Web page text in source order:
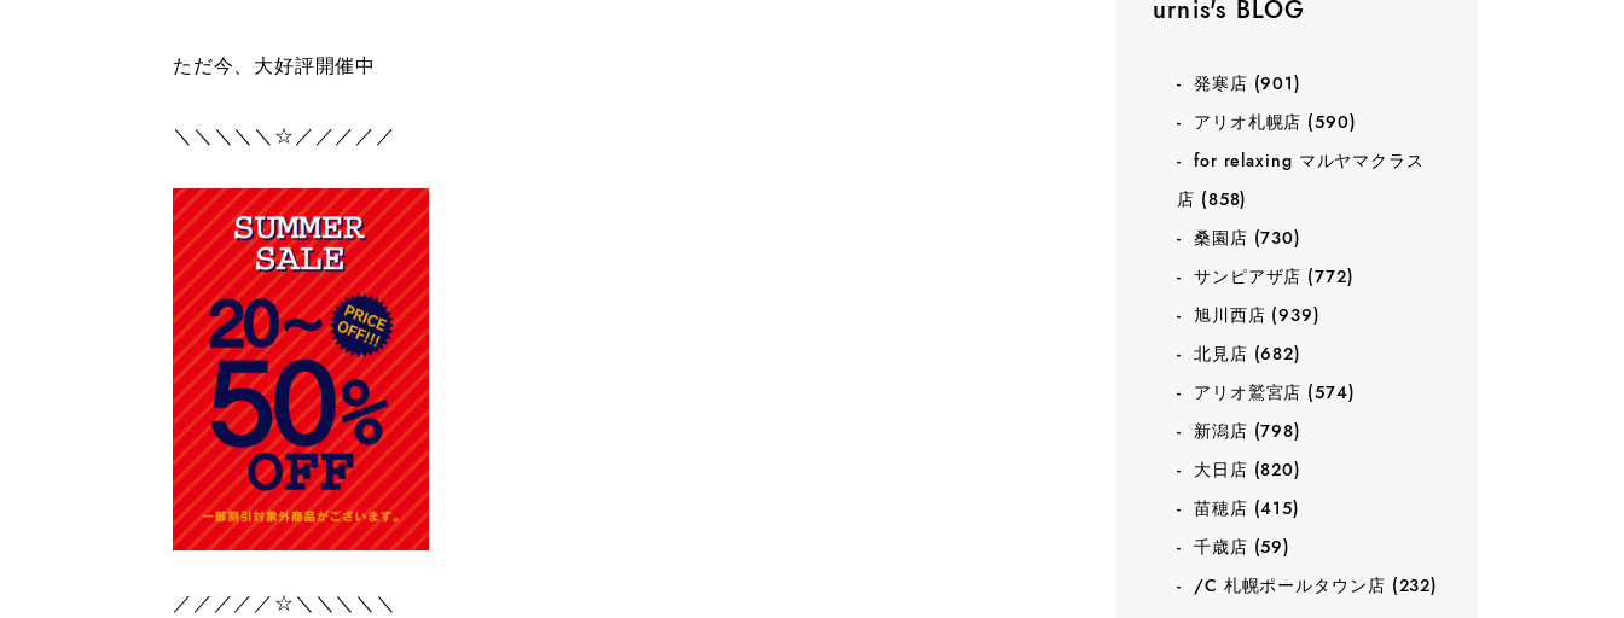
ただ今、大好評開催中
＼＼＼＼＼☆／／／／／
／／／／／☆＼＼＼＼＼
urnis's BLOG
発寒店 (901)
アリオ札幌店 (590)
for relaxing マルヤマクラス
店 (858)
桑園店 (730)
サンピアザ店 (772)
旭川西店 (939)
北見店 (682)
アリオ鷲宮店 (574)
新潟店 (798)
大日店 (820)
苗穂店 (415)
千歳店 (59)
/C 札幌ポールタウン店 (232)